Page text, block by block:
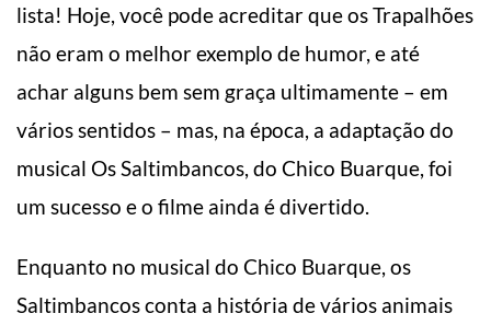
lista! Hoje, você pode acreditar que os Trapalhões
não eram o melhor exemplo de humor, e até
achar alguns bem sem graça ultimamente – em
vários sentidos – mas, na época, a adaptação do
musical Os Saltimbancos, do Chico Buarque, foi
um sucesso e o filme ainda é divertido.
Enquanto no musical do Chico Buarque, os
Saltimbancos conta a história de vários animais